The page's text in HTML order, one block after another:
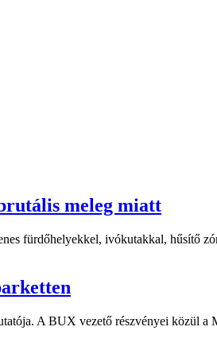
meleg miatt
fürdőhelyekkel, ivókutakkal, hűsítő
A BUX vezető részvényei közül a